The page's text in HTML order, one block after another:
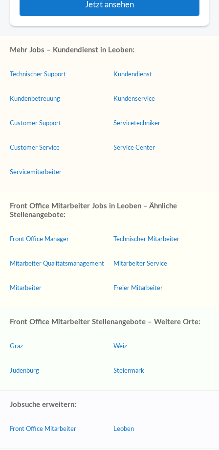
Jetzt ansehen
Mehr Jobs – Kundendienst in Leoben:
Technischer Support
Kundenbetreuung
Customer Support
Customer Service
Servicemitarbeiter
Kundendienst
Kundenservice
Servicetechniker
Service Center
Front Office Mitarbeiter Jobs in Leoben – Ähnliche
Stellenangebote:
Front Office Manager
Mitarbeiter Qualitätsmanagement
Mitarbeiter
Technischer Mitarbeiter
Mitarbeiter Service
Freier Mitarbeiter
Front Office Mitarbeiter Stellenangebote – Weitere Orte:
Graz
Judenburg
Weiz
Steiermark
Jobsuche erweitern:
Front Office Mitarbeiter Leoben